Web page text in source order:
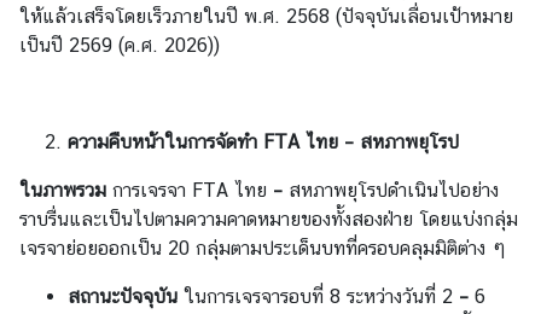
ง
ยุ
เ
พื่
อ
ไ
ย
ให้แล้วเสร็จโดยเร็วภายในปี พ.ศ. 2568 (ปัจจุบันเลื่อนเป้าหมาย
เป็นปี 2569 (ค.ศ. 2026))
ความคืบหน้าในการจัดทำ FTA ไทย – สหภาพยุโรป
ในภาพรวม การเจรจา FTA ไทย – สหภาพยุโรปดำเนินไปอย่าง
ราบรื่นและเป็นไปตามความคาดหมายของทั้งสองฝ่าย โดยแบ่งกลุ่ม
เจรจาย่อยออกเป็น 20 กลุ่มตามประเด็นบทที่ครอบคลุมมิติต่าง ๆ
สถานะปัจจุบัน ในการเจรจารอบที่ 8 ระหว่างวันที่ 2 – 6